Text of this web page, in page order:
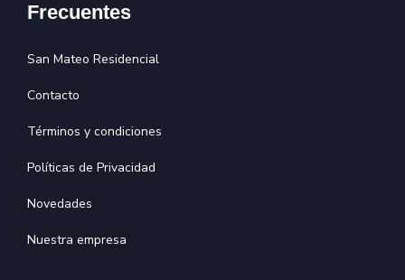
Frecuentes
San Mateo Residencial
Contacto
Términos y condiciones
Políticas de Privacidad
Novedades
Nuestra empresa